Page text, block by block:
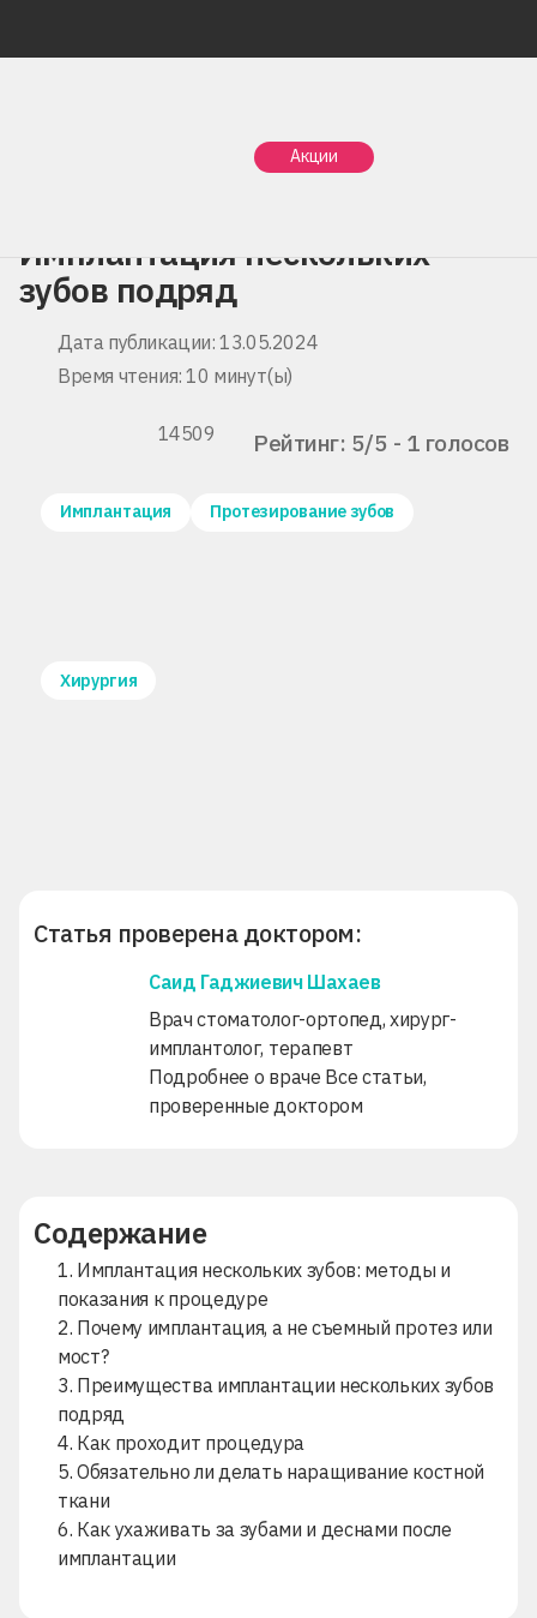
Акции
Имплантация нескольких зубов подряд
Имплантация нескольких
зубов подряд
Дата публикации: 13.05.2024
Время чтения: 10 минут(ы)
14509 Рейтинг: 5/5 - 1 голосов
Имплантация Протезирование зубов
Хирургия
Содержание
1. Имплантация нескольких зубов: методы и
показания к процедуре
2. Почему имплантация, а не съемный протез или
мост?
3. Преимущества имплантации нескольких зубов
подряд
4. Как проходит процедура
5. Обязательно ли делать наращивание костной
ткани
6. Как ухаживать за зубами и деснами после
имплантации
Статья проверена доктором:
Саид Гаджиевич Шахаев
Врач стоматолог-ортопед, хирург-
имплантолог, терапевт
Подробнее о враче Все статьи,
проверенные доктором